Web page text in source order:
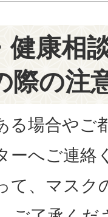
健康相
際の注
る場合やご
ーへご連絡
て、マスク